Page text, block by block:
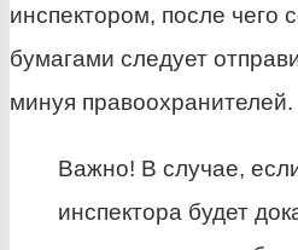
инспектором, после чего
бумагами следует
минуя правоохранителей.
Важно! В случае,
инспектора будет